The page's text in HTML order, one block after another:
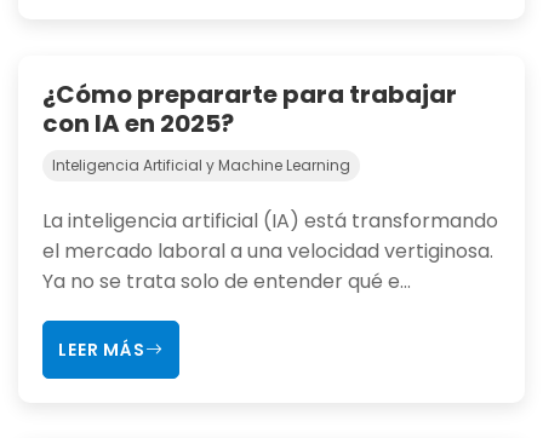
¿Cómo prepararte para trabajar
con IA en 2025?
Inteligencia Artificial y Machine Learning
La inteligencia artificial (IA) está transformando
el mercado laboral a una velocidad vertiginosa.
Ya no se trata solo de entender qué e...
LEER MÁS